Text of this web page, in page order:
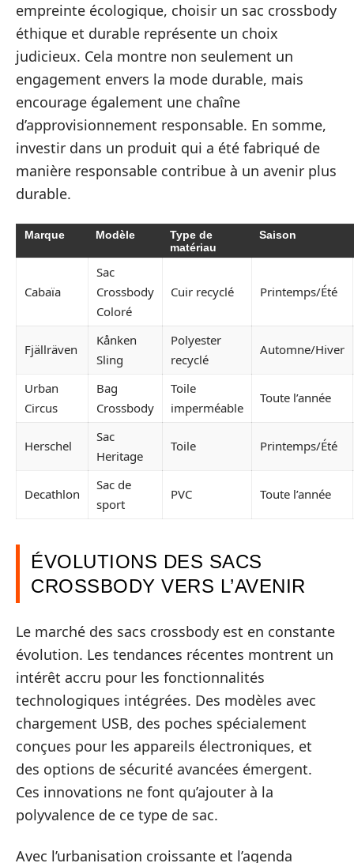
empreinte écologique, choisir un sac crossbody
éthique et durable représente un choix
judicieux. Cela montre non seulement un
engagement envers la mode durable, mais
encourage également une chaîne
d’approvisionnement responsable. En somme,
investir dans un produit qui a été fabriqué de
manière responsable contribue à un avenir plus
durable.
Marque Modèle
Type de
matériau
Saison
Cabaïa
Sac
Crossbody
Coloré
Cuir recyclé Printemps/Été
Fjällräven
Kånken
Sling
Polyester
recyclé
Automne/Hiver
Urban
Circus
Bag
Crossbody
Toile
imperméable
Toute l’année
Herschel
Sac
Heritage
Toile Printemps/Été
Decathlon
Sac de
sport
PVC Toute l’année
ÉVOLUTIONS DES SACS
CROSSBODY VERS L’AVENIR
Le marché des sacs crossbody est en constante
évolution. Les tendances récentes montrent un
intérêt accru pour les fonctionnalités
technologiques intégrées. Des modèles avec
chargement USB, des poches spécialement
conçues pour les appareils électroniques, et
des options de sécurité avancées émergent.
Ces innovations ne font qu’ajouter à la
polyvalence de ce type de sac.
Avec l’urbanisation croissante et l’agenda